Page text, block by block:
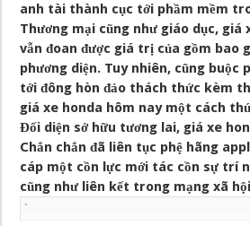
anh tài thành cục tới phầm mềm
Thương mại cũng như giáo dục, giá
vẫn đoan được giá trị của gồm bao
phương diện. Tuy nhiên, cũng buộc
tới đông hòn đảo thách thức kèm
giá xe honda hôm nay một cách
Đối diện sở hữu tương lai, giá xe
Chắn chắn đã liên tục phệ hãng
cáp một cồn lực mới tác cồn sự trí
cũng như liên kết trong mạng xã
`